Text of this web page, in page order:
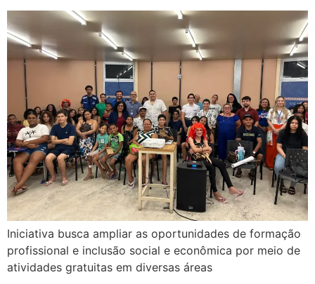
Iniciativa busca ampliar as oportunidades de formação
profissional e inclusão social e econômica por meio de
atividades gratuitas em diversas áreas